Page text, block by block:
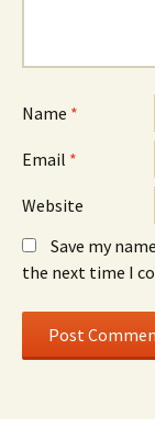
Name *
Email *
Website
Save my
the next time I